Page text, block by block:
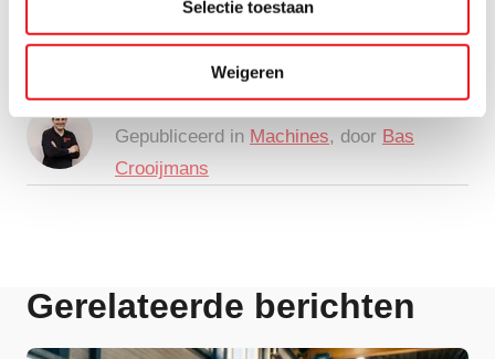
Selectie toestaan
Weigeren
Neem contact op voor persoonlijk advies en actuele
levertijden.
30 maart 2026
Gepubliceerd in Machines, door Bas
Crooijmans
Gerelateerde berichten